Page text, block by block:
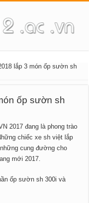
lắp 3 món ốp sườn sh
ốp sườn sh
2017 đang là phong trào
chiếc xe sh việt lắp
cung đường cho
mới 2017.